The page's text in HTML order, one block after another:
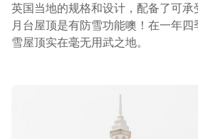
英国当地的规格和设计，配备了可
月台屋顶是有防雪功能噢！在一年
雪屋顶实在毫无用武之地。